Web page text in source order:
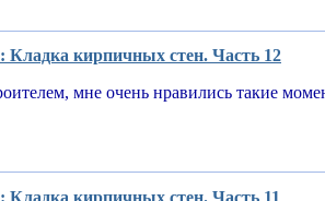
Кладка кирпичных стен. Часть 12
мне очень нравились такие
Кладка кирпичных стен. Часть 11